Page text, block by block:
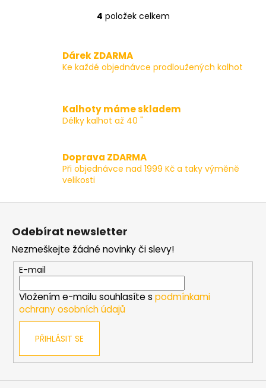
O
á
d
í
p
v
k
ý
s
u
4 položek celkem
Dárek ZDARMA
Ke každé objednávce prodloužených kalhot
Kalhoty máme skladem
Délky kalhot až 40 "
Doprava ZDARMA
Při objednávce nad 1999 Kč a taky výměně
velikosti
Z
Odebírat newsletter
Nezmeškejte žádné novinky či slevy!
E-mail
Vložením e-mailu souhlasíte s podmínkami
ochrany osobních údajů
PŘIHLÁSIT SE